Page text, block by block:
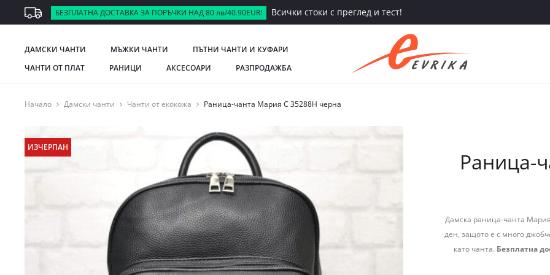
БЕЗПЛАТНА ДОСТАВКА ЗА ПОРЪЧКИ НАД 80 лв/40.90EUR! Всички стоки с преглед и тест!
ДАМСКИ ЧАНТИ МЪЖКИ ЧАНТИ
ПЪТНИ ЧАНТИ И КУФАРИ
ЧАНТИ ОТ ПЛАТ
РАНИЦИ АКСЕСОАРИ РАЗПРОДАЖБА
Начало Дамски чанти Чанти от екокожа Раница-чанта Мария С 35288Н черна
ИЗЧЕРПАН
Раница-
Дамска раница-чанта
ден, защото е с много
като чанта. Безплатна